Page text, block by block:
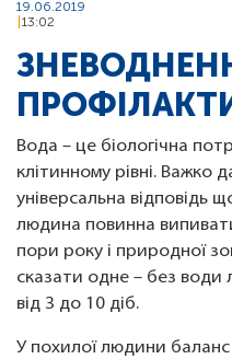
19.06.2019
13:02
Вода – це біологічна
клітинному рівні. Важко
універсальна відповідь
людина повинна
пори року і природної
сказати одне – без води
від 3 до 10 діб.
У похилої людини баланс